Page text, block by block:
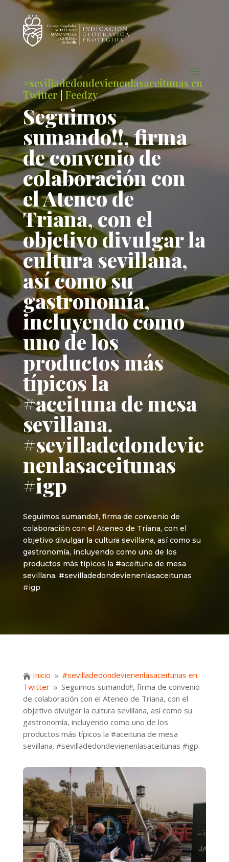
#sevilladedondevienenlasaceitunas en
Twitter Feedzy
Seguimos
sumando!!, firma
de convenio de
colaboración con
el Ateneo de
Triana, con el
objetivo divulgar la
cultura sevillana,
así como su
gastronomía,
incluyendo como
uno de los
productos más
típicos la
#aceituna de mesa
sevillana.
#sevilladedondevie
nenlasaceitunas
#igp
Seguimos sumando!!, firma de convenio de
colaboración con el Ateneo de Triana, con el
objetivo divulgar la cultura sevillana, así como su
gastronomía, incluyendo como uno de los
productos más típicos la #aceituna de mesa
sevillana. #sevilladedondevienenlasaceitunas
#igp
 Inicio 9 #sevilladedondevienenlasaceitunas en
Twitter 9 Seguimos sumando!!, firma de convenio
de colaboración con el Ateneo de Triana, con el
objetivo divulgar la cultura sevillana, así como su
gastronomía, incluyendo como uno de los
productos más típicos la #aceituna de mesa
sevillana. #sevilladedondevienenlasaceitunas #igp